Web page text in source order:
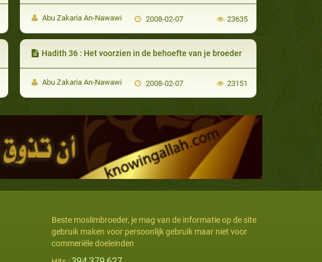
Abu Zakaria An-Nawawi 2008-02-07 23635
Hadith 36 : Het voorzien in de behoefte van je broeder
Abu Zakaria An-Nawawi 2008-02-07 23151
Beste moslimbroeder, je mag van de informatie op de site
gebruik maken voor persoonlijk gebruik maar niet voor
commeriële doeleinden